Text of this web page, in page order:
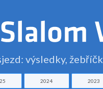
výsledky,
2024 2023